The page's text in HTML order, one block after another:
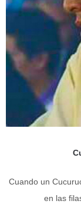
Cuando un
en las